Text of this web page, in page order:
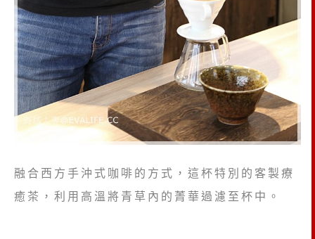
融合西方手沖式咖啡的方式，這杯特別的客製療
癒茶，利用高溫將青草內的菁華過濾至杯中。